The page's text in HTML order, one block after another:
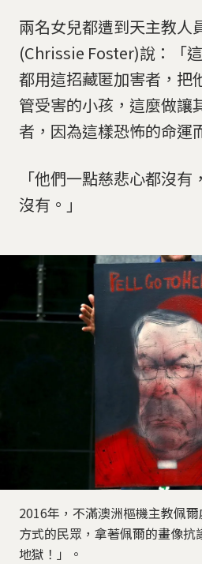
兩名女兒都遭到天主教人
(Chrissie Foster)說：「
都用這招藏匿加害者，把
管受害的小孩，這麼做讓
者，因為這樣恐怖的命運
「他們一點慈悲心都沒
沒有。」
2016年，不滿澳洲樞機主教佩
方式的民眾，拿著佩爾的畫像
地獄！」。